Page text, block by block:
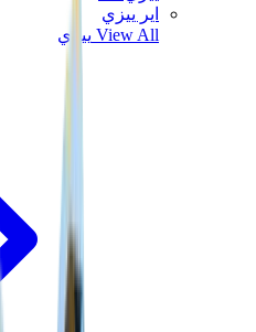
اير ييزي
View All ييزي